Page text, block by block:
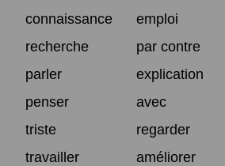
connaissance
emploi
recherche
par contre
parler
explication
penser
avec
triste
regarder
travailler
améliorer